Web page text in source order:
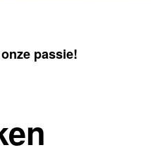
passie!